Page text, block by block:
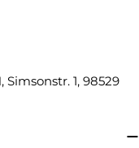
1, 98529